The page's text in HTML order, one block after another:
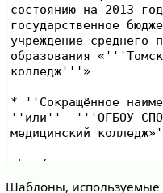
Шаблоны, используемые